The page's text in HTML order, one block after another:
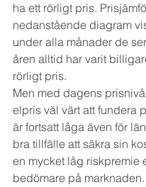
ha ett rörligt pris.
nedanstående diagram
under alla månader de
åren alltid har varit
rörligt pris.
Men med dagens
elpris väl värt att fundera
är fortsatt låga även för
bra tillfälle att säkra sin
en mycket låg riskpremie
bedömare på marknaden.